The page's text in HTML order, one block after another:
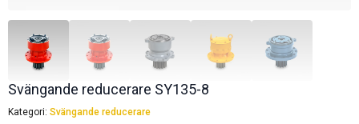
Svängande reducerare SY135-8
Kategori: Svängande reducerare